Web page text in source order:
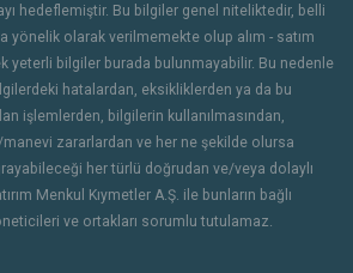
hedeflemiştir. Bu bilgiler genel niteliktedir, belli
yönelik olarak verilmemekte olup alım - satım
yeterli bilgiler burada bulunmayabilir. Bu nedenle
hatalardan, eksikliklerden ya da bu
işlemlerden, bilgilerin kullanılmasından,
zararlardan ve her ne şekilde olursa
her türlü doğrudan ve/veya dolaylı
Menkul Kıymetler A.Ş. ile bunların bağlı
ve ortakları sorumlu tutulamaz.